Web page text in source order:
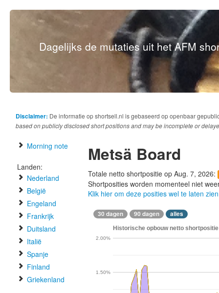
Dagelijks de mutaties uit het AFM
Disclaimer: De informatie op shortsell.nl is gebaseerd op openbaar
based on publicly disclosed short positions and may be incomplete or
Morning note
Landen:
Nederland
België
Engeland
Frankrijk
Duitsland
Italië
Spanje
Finland
Griekenland
Metsä Board
Totale netto shortpositie op Aug. 7, 2026:
Shortposities worden momenteel niet
Klik hier om deze posities wel te laten zien
30 dagen 90 dagen alles
Historische opbouw netto
1.50%
2.00%